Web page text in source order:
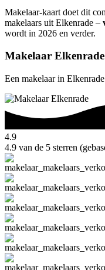
Makelaar-kaart doet dit
makelaars uit Elkenrade –
wordt in 2026 en verder.
Makelaar Elkenrade
Een makelaar in
4.9
4.9 van de 5 sterren